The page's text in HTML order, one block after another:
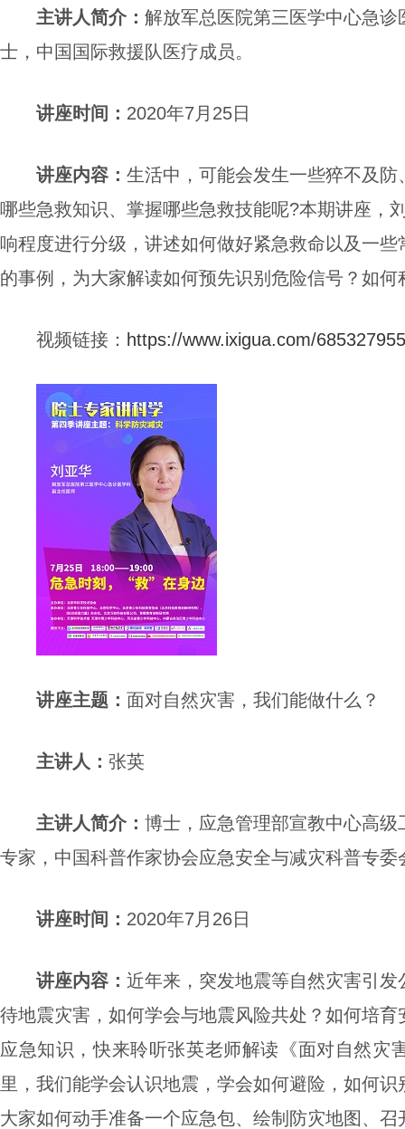
主讲人简介： 解放军总医院第三医学中心急
士，中国国际救援队医疗成员。
讲座时间： 2020年7月25日
讲座内容 ： 生活中，可能会发生一些猝不及
哪些急救知识、掌握哪些急救技能呢?本期讲座，
响程度进行分级， 讲述如何做好紧急救命以及一些
的事例， 为大家解读如何预先识别危险信号 ？ 如何
视频链接： https://www.ixigua.com/
讲座主题： 面对自然灾害，我们能做什么？
主讲人 ： 张英
主讲人简介： 博士，应急管理部宣教中心高
专家，中国科普作家协会应急安全与减灾科普专
讲座时间： 2020年7月26日
讲座内容 ：近年来，突发地震等自然灾害引
待地震灾害，如何学会与地震风险共处？如何培
应急知识，快来聆听张英老师解读 《面对自然灾
里，我们能学会认识地震，学会如何避险，如何识
大家如何动手准备一个应急包、绘制防灾地图、